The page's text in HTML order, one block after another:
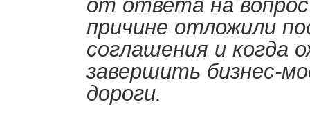
от ответа на
причине отложили
соглашения и когда
завершить бизнес-
дороги.